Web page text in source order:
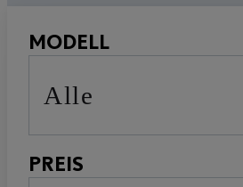
MODELL
Alle
PREIS